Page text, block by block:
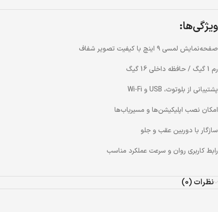
ویژگی‌ها:
صفحه‌نمایش لمسی ۹ اینچ با کیفیت تصویر شفاف
رم 1 گیگ / حافظه داخلی 16 گیگ
پشتیبانی از بلوتوث، USB و Wi-Fi
امکان نصب اپلیکیشن‌ها و مسیریاب‌ها
سازگار با دوربین عقب و جلو
رابط کاربری روان و سرعت عملکرد مناسب
نظرات (0)